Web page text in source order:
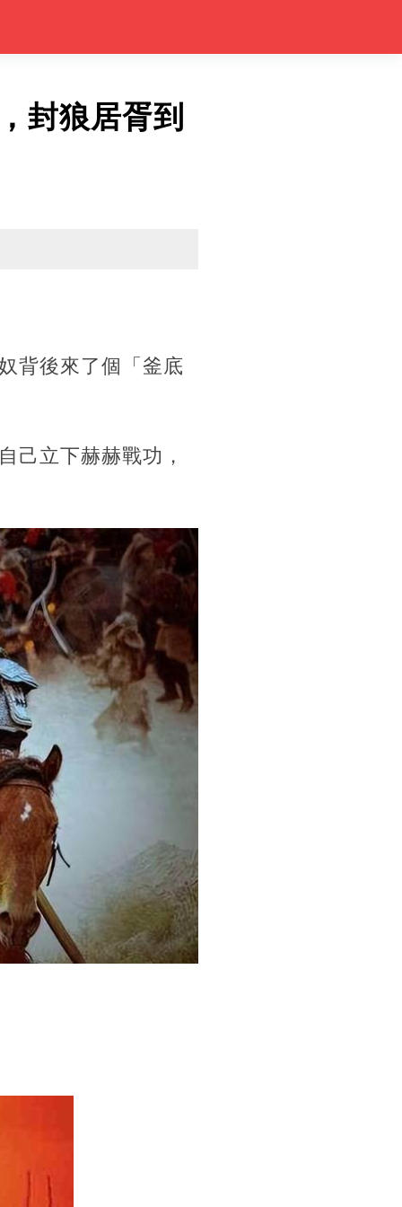
封狼居胥到
背後來了個「釜底
己立下赫赫戰功，